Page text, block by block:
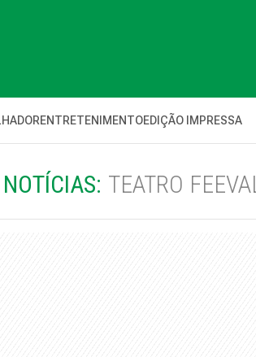
ENTRETENIMENTOEDIÇÃO IMPRESSA
NOTÍCIAS: TEATRO